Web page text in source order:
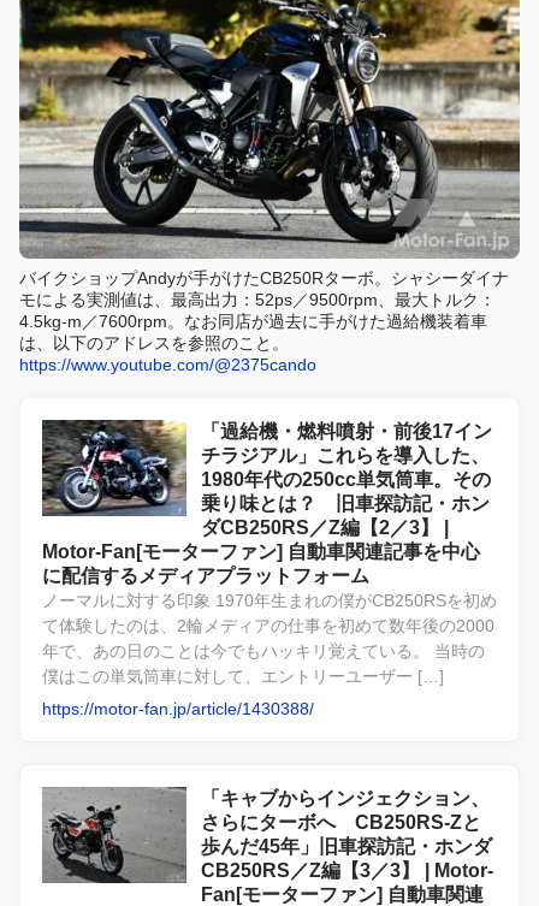
バイクショップAndyが手がけたCB250Rターボ。シャシーダイナ
モによる実測値は、最高出力：52ps／9500rpm、最大トルク：
4.5kg-m／7600rpm。なお同店が過去に手がけた過給機装着車
は、以下のアドレスを参照のこと。
https://www.youtube.com/@2375cando
「過給機・燃料噴射・前後17イン
チラジアル」これらを導入した、
1980年代の250cc単気筒車。その
乗り味とは？ 旧車探訪記・ホン
ダCB250RS／Z編【2／3】 |
Motor-Fan[モーターファン] 自動車関連記事を中心
に配信するメディアプラットフォーム
ノーマルに対する印象 1970年生まれの僕がCB250RSを初め
て体験したのは、2輪メディアの仕事を初めて数年後の2000
年で、あの日のことは今でもハッキリ覚えている。 当時の
僕はこの単気筒車に対して、エントリーユーザー […]
https://motor-fan.jp/article/1430388/
「キャブからインジェクション、
さらにターボへ CB250RS-Zと
歩んだ45年」旧車探訪記・ホンダ
CB250RS／Z編【3／3】 | Motor-
Fan[モーターファン] 自動車関連